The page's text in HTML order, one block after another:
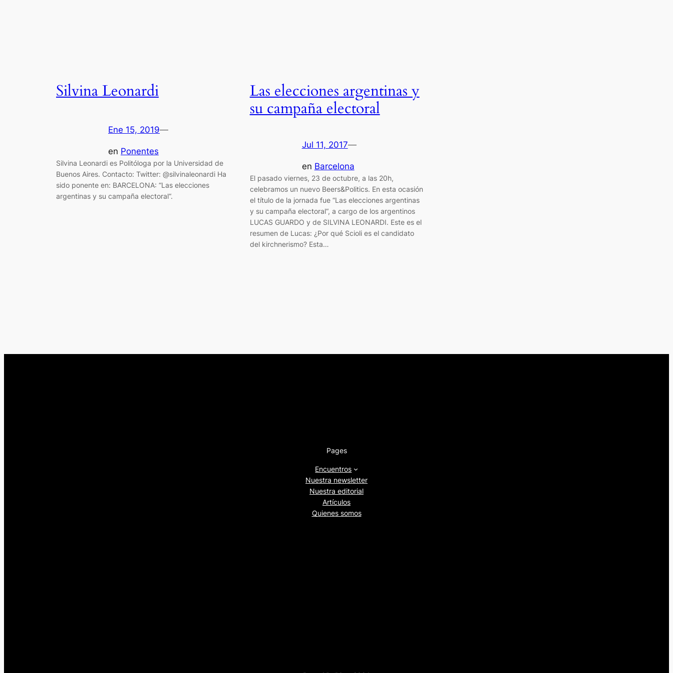
Silvina Leonardi
Ene 15, 2019—
en Ponentes
Silvina Leonardi es Politóloga por la Universidad de
Buenos Aires. Contacto: Twitter: @silvinaleonardi Ha
sido ponente en: BARCELONA: “Las elecciones
argentinas y su campaña electoral“.
Las elecciones argentinas y
su campaña electoral
Jul 11, 2017—
en Barcelona
El pasado viernes, 23 de octubre, a las 20h,
celebramos un nuevo Beers&Politics. En esta ocasión
el título de la jornada fue “Las elecciones argentinas
y su campaña electoral“, a cargo de los argentinos
LUCAS GUARDO y de SILVINA LEONARDI. Este es el
resumen de Lucas: ¿Por qué Scioli es el candidato
del kirchnerismo? Esta…
Pages
Encuentros
Nuestra newsletter
Nuestra editorial
Artículos
Quienes somos